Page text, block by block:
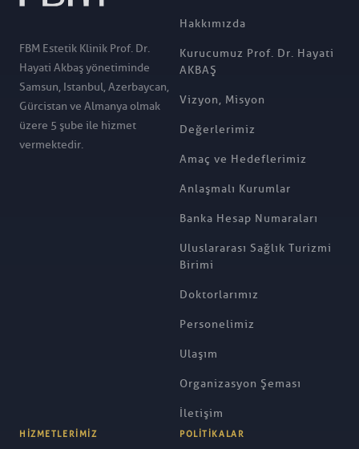
FBM Estetik Klinik Prof. Dr.
Hayati Akbaş yönetiminde
Samsun, Istanbul, Azerbaycan,
Gürcistan ve Almanya olmak
üzere 5 şube ile hizmet
vermektedir.
Hakkımızda
Kurucumuz Prof. Dr. Hayati
AKBAŞ
Vizyon, Misyon
Değerlerimiz
Amaç ve Hedeflerimiz
Anlaşmalı Kurumlar
Banka Hesap Numaraları
Uluslararası Sağlık Turizmi
Birimi
Doktorlarımız
Personelimiz
Ulaşım
Organizasyon Şeması
İletişim
HIZMETLERIMIZ POLITIKALAR